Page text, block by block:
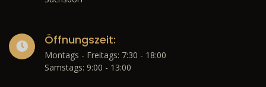
Öffnungszeit:
Montags - Freitags: 7:30 - 18:00
Samstags: 9:00 - 13:00